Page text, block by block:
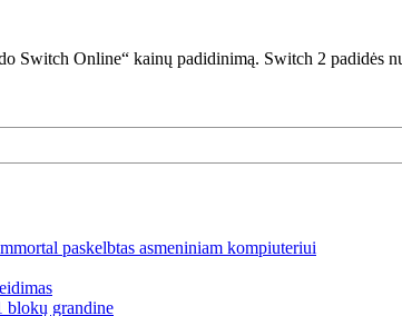
Switch Online“ kainų padidinimą. Switch 2
paskelbtas asmeniniam kompiuteriui
blokų grandine